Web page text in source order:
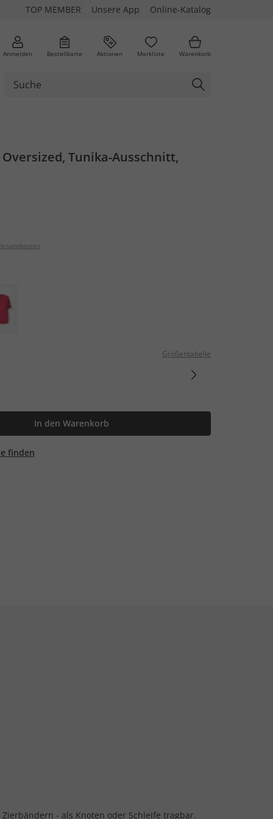
TOP MEMBER Unsere App Online-Katalog
Anmelden Bestellkarte Aktionen Merkliste Warenkorb
Tunika-Ausschnitt,
Größentabelle
In den Warenkorb
finden
- als Knoten oder Schleife tragbar.